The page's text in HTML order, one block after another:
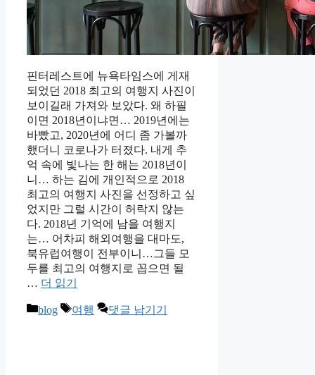
핀터레스트에 뉴욕타임스에 게재
되었던 2018 최고의 여행지 사진이
보이길래 가져와 보았다. 왜 하필
이면 2018년이냐면… 2019년에는
바빴고, 2020년에 어디 좀 가볼까
했더니 코로나가 터졌다. 내게 추
억 속에 빛나는 한 해는 2018년이
니… 하는 김에 개인적으로 2018
최고의 여행지 사진을 선정하고 싶
었지만 그럴 시간이 허락지 않는
다. 2018년 기억에 남을 여행지
는… 어차피 해외여행을 대마도,
북유럽여행이 전부이니…그들 모
두를 최고의 여행지로 꼽으면 될
… 더 읽기
카
blog
태
여행 댓글 남기기